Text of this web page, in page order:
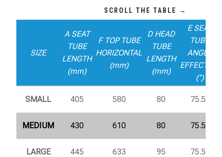
SIZE
A SEAT
TUBE
LENGTH
(mm)
F TOP TUBE
HORIZONTAL
(mm)
D HEAD
TUBE
LENGTH
(mm)
E SEAT
TUBE
ANGLE
EFFECTIVE
(°)
SMALL 405 580 80 75.5°
MEDIUM 430 610 80 75.5°
LARGE 445 633 95 75.5°